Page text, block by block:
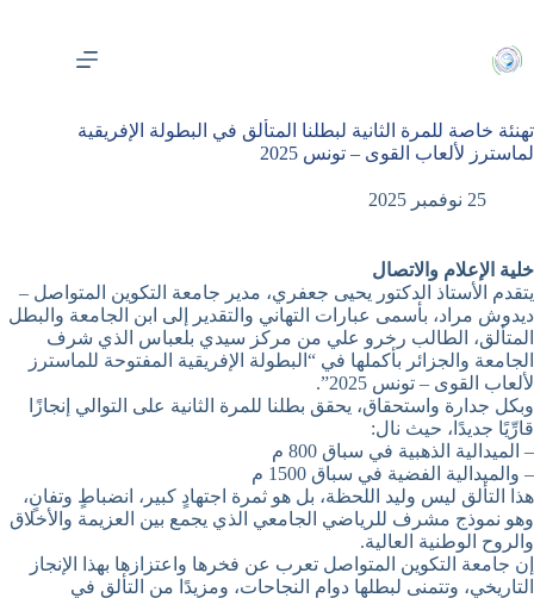
المحتوى
تهنئة خاصة للمرة الثانية لبطلنا المتألق في البطولة الإفريقية
لماسترز لألعاب القوى – تونس 2025
25 نوفمبر 2025
خلية الإعلام والاتصال
يتقدم الأستاذ الدكتور يحيى جعفري، مدير جامعة التكوين المتواصل –
ديدوش مراد، بأسمى عبارات التهاني والتقدير إلى ابن الجامعة والبطل
المتألق، الطالب رخرو علي من مركز سيدي بلعباس الذي شرف
الجامعة والجزائر بأكملها في “البطولة الإفريقية المفتوحة للماسترز
لألعاب القوى – تونس 2025”.
وبكل جدارة واستحقاق، يحقق بطلنا للمرة الثانية على التوالي إنجازًا
قارِّيًا جديدًا، حيث نال:
– الميدالية الذهبية في سباق 800 م
– والميدالية الفضية في سباق 1500 م
هذا التألق ليس وليد اللحظة، بل هو ثمرة اجتهادٍ كبير، انضباطٍ وتفانٍ،
وهو نموذج مشرف للرياضي الجامعي الذي يجمع بين العزيمة والأخلاق
والروح الوطنية العالية.
إن جامعة التكوين المتواصل تعرب عن فخرها واعتزازها بهذا الإنجاز
التاريخي، وتتمنى لبطلها دوام النجاحات، ومزيدًا من التألق في